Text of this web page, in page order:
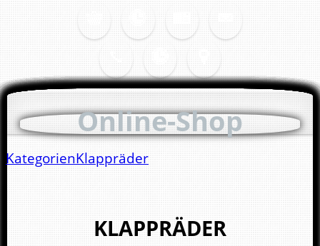
Online-Shop
KategorienKlappräder
KLAPPRÄDER